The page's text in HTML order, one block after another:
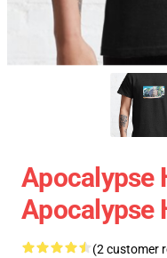
Apocalypse
Apocalypse
(2 customer